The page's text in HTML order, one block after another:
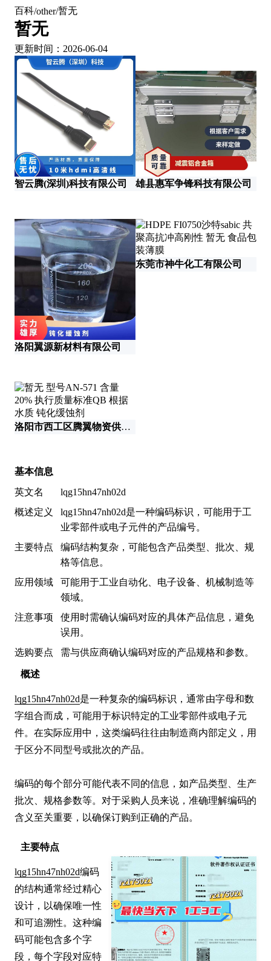
百科/other/暂无
暂无
更新时间：2026-06-04
智云腾(深圳)科技有限公司 雄县惠军争锋科技有限公司
洛阳翼源新材料有限公司
东莞市神牛化工有限公司
洛阳市西工区腾翼物资供应站
概述
lqg15hn47nh02d是一种复杂的编码标识，通常由字母和数
字组合而成，可能用于标识特定的工业零部件或电子元
件。在实际应用中，这类编码往往由制造商内部定义，用
于区分不同型号或批次的产品。
编码的每个部分可能代表不同的信息，如产品类型、生产
批次、规格参数等。对于采购人员来说，准确理解编码的
含义至关重要，以确保订购到正确的产品。
主要特点
lqg15hn47nh02d编码
的结构通常经过精心
设计，以确保唯一性
和可追溯性。这种编
码可能包含多个字
段，每个字段对应特
基本信息
英文名
lqg15hn47nh02d
概述定义
lqg15hn47nh02d是一种编码标识，可能用于工
业零部件或电子元件的产品编号。
主要特点
编码结构复杂，可能包含产品类型、批次、规
格等信息。
应用领域
可能用于工业自动化、电子设备、机械制造等
领域。
注意事项
使用时需确认编码对应的具体产品信息，避免
误用。
选购要点
需与供应商确认编码对应的产品规格和参数。